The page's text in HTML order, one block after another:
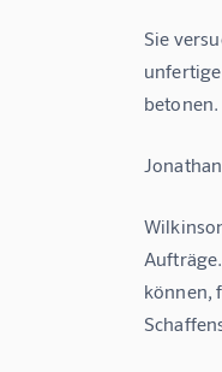
Sie
betonen.
können,